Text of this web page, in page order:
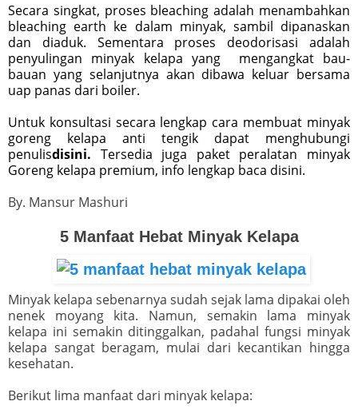
Secara singkat, proses bleaching adalah menambahkan
bleaching earth ke dalam minyak, sambil dipanaskan
dan diaduk. Sementara proses deodorisasi adalah
penyulingan minyak kelapa yang mengangkat bau-
bauan yang selanjutnya akan dibawa keluar bersama
uap panas dari boiler.
Untuk konsultasi secara lengkap cara membuat minyak
goreng kelapa anti tengik dapat menghubungi
penulisdisini. Tersedia juga paket peralatan minyak
Goreng kelapa premium, info lengkap baca disini.
By. Mansur Mashuri
5 Manfaat Hebat Minyak Kelapa
Minyak kelapa sebenarnya sudah sejak lama dipakai oleh
nenek moyang kita. Namun, semakin lama minyak
kelapa ini semakin ditinggalkan, padahal fungsi minyak
kelapa sangat beragam, mulai dari kecantikan hingga
kesehatan.
Berikut lima manfaat dari minyak kelapa: